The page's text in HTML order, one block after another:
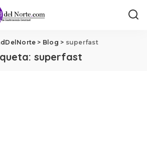
> Blog > superfast
superfast